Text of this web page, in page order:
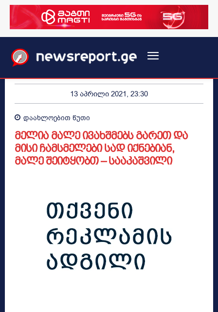
13 აპრილი 2021, 23:30
დაახლოებით წუთი
მელია მალე ივახშმებს გარეთ და
მისი ჩამსმელები სად იქნებიან,
მალე შეიტყობთ – სააკაშვილი